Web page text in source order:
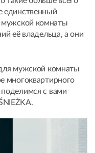
единственный
комнаты
её владельца, а они
мужской комнаты
многоквартирного
с вами